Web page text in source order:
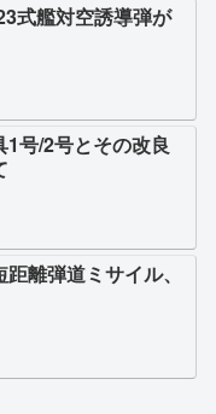
式艦対空誘導弾が
1号/2号とその改良
離弾道ミサイル、